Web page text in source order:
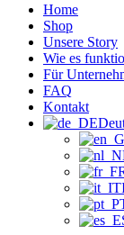
Home
Shop
Unsere Story
Wie es
Für
FAQ
Kontakt